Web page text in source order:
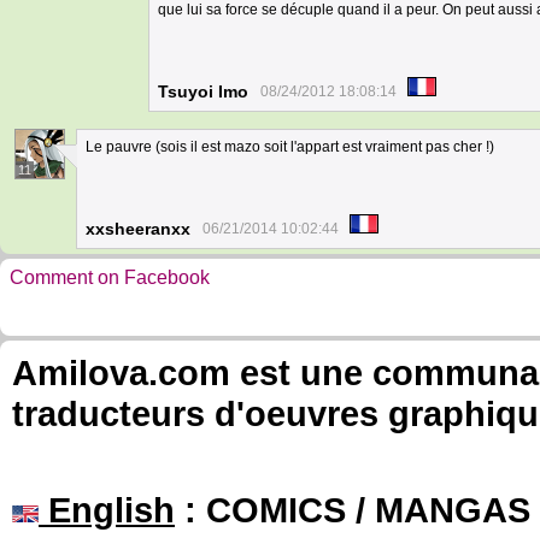
que lui sa force se décuple quand il a peur. On peut
Tsuyoi Imo 08/24/2012 18:08:14
11
Le pauvre (sois il est mazo soit l'appart est vraiment pas cher !)
xxsheeranxx 06/21/2014 10:02:44
Comment on Facebook
Amilova.com est une
traducteurs d'oeuvres
English : COMICS /